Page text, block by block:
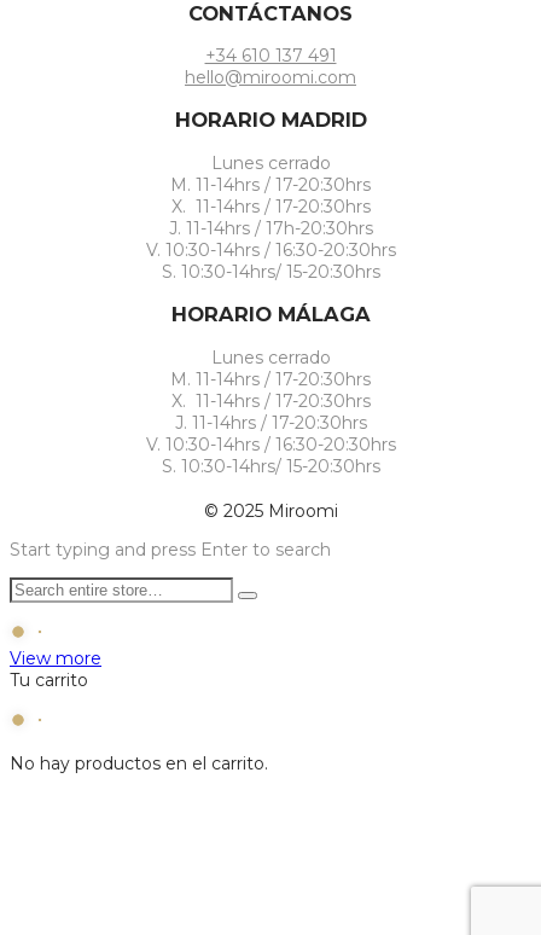
CONTÁCTANOS
+34 610 137 491
hello@miroomi.com
HORARIO MADRID
Lunes cerrado
M. 11-14hrs / 17-20:30hrs
X. 11-14hrs / 17-20:30hrs
J. 11-14hrs / 17h-20:30hrs
V. 10:30-14hrs / 16:30-20:30hrs
S. 10:30-14hrs/ 15-20:30hrs
HORARIO MÁLAGA
Lunes cerrado
M. 11-14hrs / 17-20:30hrs
X. 11-14hrs / 17-20:30hrs
J. 11-14hrs / 17-20:30hrs
V. 10:30-14hrs / 16:30-20:30hrs
S. 10:30-14hrs/ 15-20:30hrs
© 2025 Miroomi
Start typing and press Enter to search
View more
Tu carrito
No hay productos en el carrito.